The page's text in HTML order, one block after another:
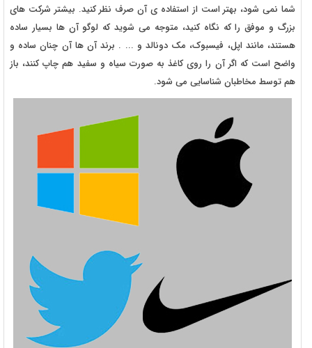
شما نمی شود، بهتر است از استفاده ی آن صرف نظر کنید. بیشتر شرکت های
بزرگ و موفق را که نگاه کنید، متوجه می شوید که لوگو آن ها بسیار ساده
هستند، مانند اپل، فیسبوک، مک دونالد و ... . برند آن ها آن چنان ساده و
واضح است که اگر آن را روی کاغذ به صورت سیاه و سفید هم چاپ کنند، باز
هم توسط مخاطبان شناسایی می شود.